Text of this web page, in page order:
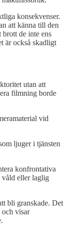
konsekvenser.
att känna till den
brott de inte ens
är också skadligt
utan att
filmning borde
vid
ljuger i tjänsten
konfrontativa
våld eller laglig
bli granskade. Det
och visar